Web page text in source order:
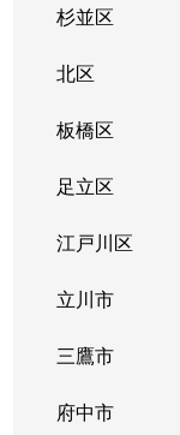
杉並区
北区
板橋区
足立区
江戸川区
立川市
三鷹市
府中市